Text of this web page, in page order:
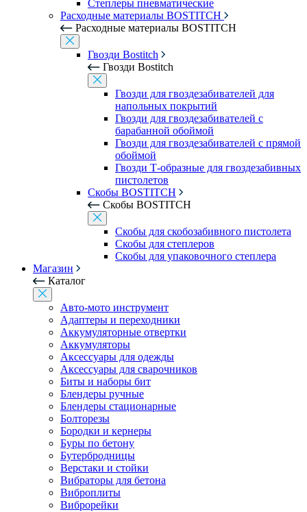
Степлеры пневматические
Расходные материалы BOSTITCH
Расходные материалы BOSTITCH
Гвозди Bostitch
Гвозди Bostitch
Гвозди для гвоздезабивателей для
напольных покрытий
Гвозди для гвоздезабивателей с
барабанной обоймой
Гвозди для гвоздезабивателей с прямой
обоймой
Гвозди Т-образные для гвоздезабивных
пистолетов
Скобы BOSTITCH
Скобы BOSTITCH
Скобы для скобозабивного пистолета
Скобы для степлеров
Скобы для упаковочного степлера
Магазин
Каталог
Авто-мото инструмент
Адаптеры и переходники
Аккумуляторные отвертки
Аккумуляторы
Аксессуары для одежды
Аксессуары для сварочников
Биты и наборы бит
Блендеры ручные
Блендеры стационарные
Болторезы
Бородки и кернеры
Буры по бетону
Бутербродницы
Верстаки и стойки
Вибраторы для бетона
Виброплиты
Виброрейки